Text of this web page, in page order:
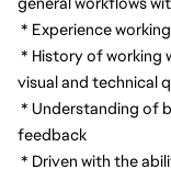
* Experience
* History of working
visual and technical
* Understanding of
feedback
* Driven with the